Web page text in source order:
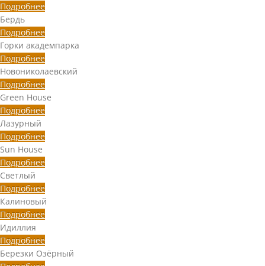
Подробнее
Бердь
Подробнее
Горки академпарка
Подробнее
Новониколаевский
Подробнее
Green House
Подробнее
Лазурный
Подробнее
Sun House
Подробнее
Светлый
Подробнее
Калиновый
Подробнее
Идиллия
Подробнее
Березки Озёрный